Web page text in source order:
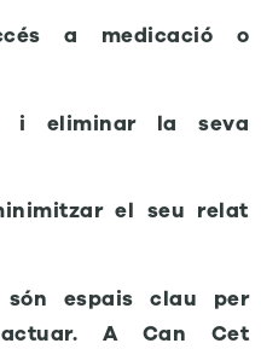
a medicació o
eliminar la seva
el seu relat
espais clau per
A Can Cet